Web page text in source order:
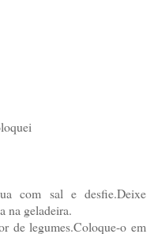
com sal e desfie.Deixe
na geladeira.
de legumes.Coloque-o em